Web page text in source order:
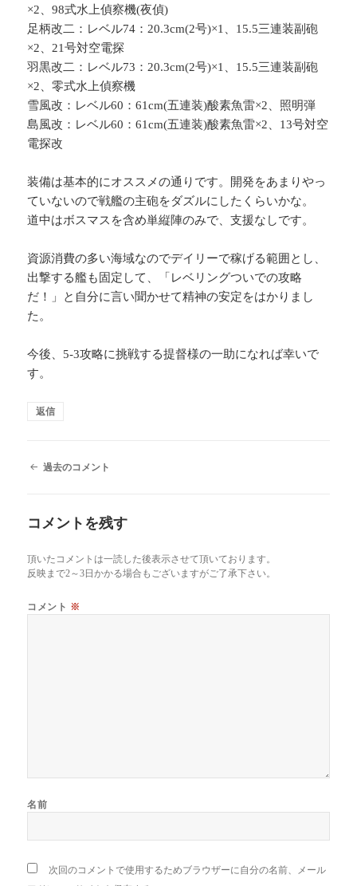
×2、98式水上偵察機(夜偵)
足柄改二：レベル74：20.3cm(2号)×1、15.5三連装副砲
×2、21号対空電探
羽黒改二：レベル73：20.3cm(2号)×1、15.5三連装副砲
×2、零式水上偵察機
雪風改：レベル60：61cm(五連装)酸素魚雷×2、照明弾
島風改：レベル60：61cm(五連装)酸素魚雷×2、13号対空
電探改
装備は基本的にオススメの通りです。開発をあまりやっ
ていないので戦艦の主砲をダズルにしたくらいかな。
道中はボスマスを含め単縦陣のみで、支援なしです。
資源消費の多い海域なのでデイリーで稼げる範囲とし、
出撃する艦も固定して、「レベリングついでの攻略
だ！」と自分に言い聞かせて精神の安定をはかりまし
た。
今後、5-3攻略に挑戦する提督様の一助になれば幸いで
す。
返信
コ
ナ
ゲ
ー
シ
ン
過去のコメント
コメントを残す
頂いたコメントは一読した後表示させて頂いております。
反映まで2～3日かかる場合もございますがご了承下さい。
コメント ※
名前
次回のコメントで使用するためブラウザーに自分の名前、メール